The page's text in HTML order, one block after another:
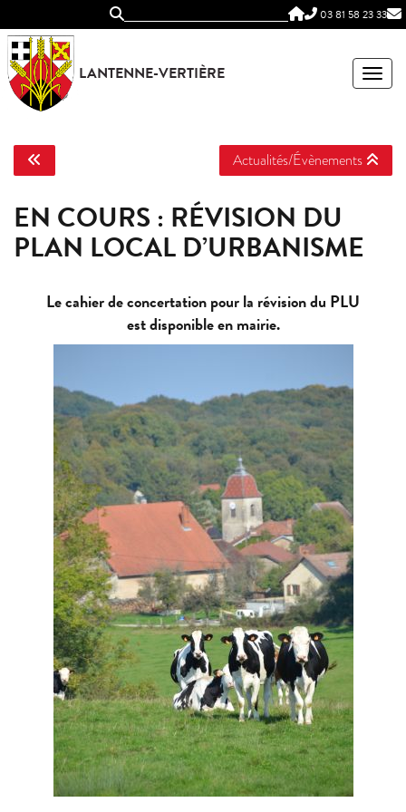
03 81 58 23 33
LANTENNE-VERTIÈRE
Actualités/Évènements
EN COURS : RÉVISION DU
PLAN LOCAL D’URBANISME
Le cahier de concertation pour la révision du PLU
est disponible en mairie.
Panneau de gestion des cookies